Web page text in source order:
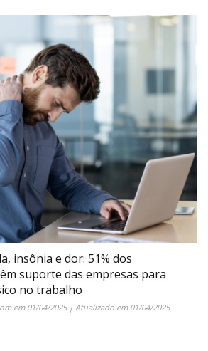
insônia e dor: 51% dos
suporte das empresas para
no trabalho
em 01/04/2025| Atualizado em 01/04/2025